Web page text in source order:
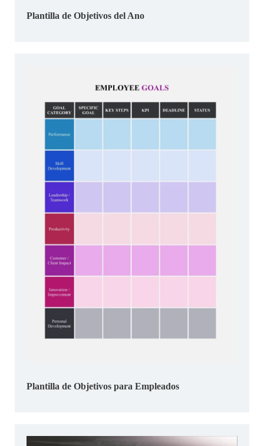
Plantilla de Objetivos del Ano
Plantilla de Objetivos para Empleados